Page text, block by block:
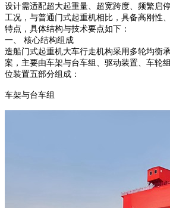
设计需适配超大起重量、超宽跨度、频繁启
工况，与普通门式起重机相比，具备高刚性
特点，具体结构与技术要点如下：
一、 核心结构组成
造船门式起重机大车行走机构采用多轮均衡
案，主要由车架与台车组、驱动装置、车轮
位装置五部分组成：
车架与台车组